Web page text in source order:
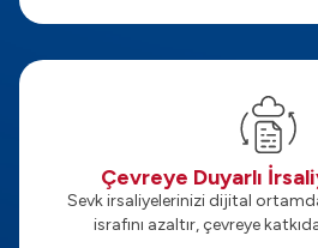
Çevreye Duyarlı
Sevk irsaliyelerinizi dijital
israfını azaltır, çevreye